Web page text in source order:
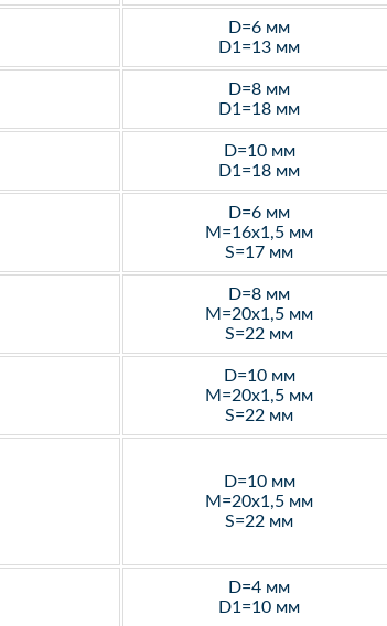
D=6 мм
D1=13 мм
D=8 мм
D1=18 мм
D=10 мм
D1=18 мм
D=6 мм
M=16х1,5 мм
S=17 мм
D=8 мм
M=20х1,5 мм
S=22 мм
D=10 мм
M=20х1,5 мм
S=22 мм
D=10 мм
M=20х1,5 мм
S=22 мм
D=4 мм
D1=10 мм